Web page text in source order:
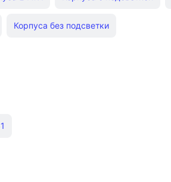
Корпуса без подсветки